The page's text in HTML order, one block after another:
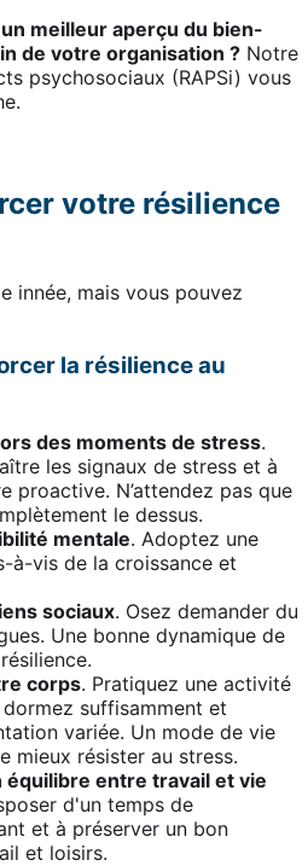
meilleur aperçu du bien-
de votre organisation ? Notre
psychosociaux (RAPSi) vous
votre résilience
innée, mais vous pouvez
la résilience au
des moments de stress.
les signaux de stress et à
proactive. N’attendez pas que
le dessus.
mentale. Adoptez une
à-vis de la croissance et
sociaux. Osez demander du
Une bonne dynamique de
corps. Pratiquez une activité
suffisamment et
variée. Un mode de vie
mieux résister au stress.
équilibre entre travail et vie
d'un temps de
et à préserver un bon
et loisirs.